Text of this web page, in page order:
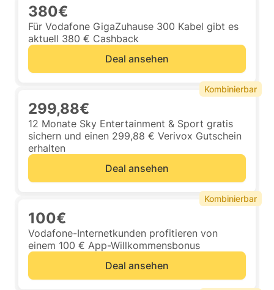
380€
Für Vodafone GigaZuhause 300 Kabel gibt es
aktuell 380 € Cashback
Deal ansehen
299,88€
12 Monate Sky Entertainment & Sport gratis
sichern und einen 299,88 € Verivox Gutschein
erhalten
Deal ansehen
Kombinierbar
100€
Vodafone-Internetkunden profitieren von
einem 100 € App-Willkommensbonus
Deal ansehen
Kombinierbar